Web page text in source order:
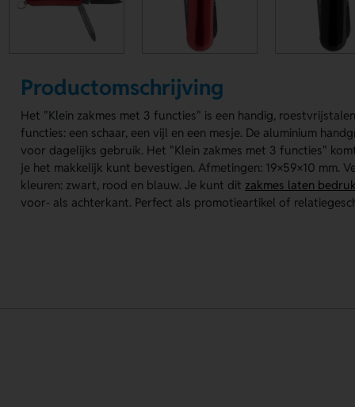
Productomschrijving
Het "Klein zakmes met 3 functies" is een handig,
functies: een schaar, een vijl en een mesje. De aluminium
voor dagelijks gebruik. Het "Klein zakmes met 3 functies"
je het makkelijk kunt bevestigen. Afmetingen: 19×59×10 mm.
kleuren: zwart, rood en blauw. Je kunt dit zakmes laten
voor- als achterkant. Perfect als promotieartikel of